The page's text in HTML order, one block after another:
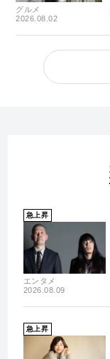
グルメ
2026.08.02
急上昇
エンタメ
2026.08.09
急上昇